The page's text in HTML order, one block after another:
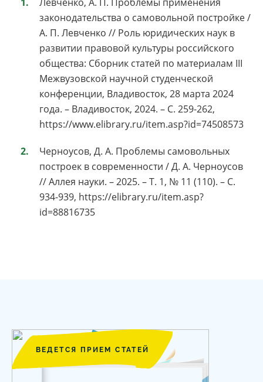
законодательства о самовольной постройке /
А. П. Левченко // Роль юридических наук в
развитии правовой культуры российского
общества: Сборник статей по материалам III
Межвузовской научной студенческой
конференции, Владивосток, 28 марта 2024
года. – Владивосток, 2024. – С. 259-262,
https://www.elibrary.ru/item.asp?id=74508573
Черноусов, Д. А. Проблемы самовольных
построек в современности / Д. А. Черноусов
// Аллея науки. – 2025. – Т. 1, № 11 (110). – С.
934-939, https://elibrary.ru/item.asp?
id=88816735
ВЕДЕТСЯ ПРИЕМ СТАТЕЙ